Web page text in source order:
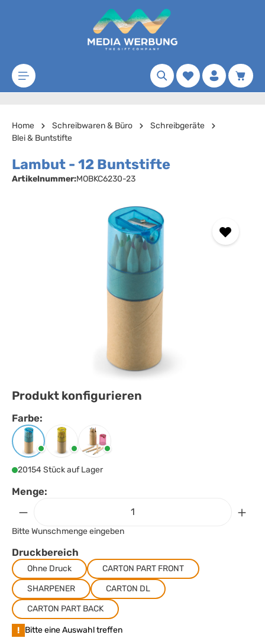
Zum Hauptinhalt springen
Merkzettel
Home Schreibwaren & Büro
Schreibgeräte
Blei & Buntstifte
Lambut - 12 Buntstifte
Artikelnummer:MOBKC6230-23
Produkt konfigurieren
Farbe:
Farbeauswählen
Transparent blauTransparent gelbTransparent rot
20154 Stück auf Lager
Menge:
Bitte Wunschmenge eingeben
Druckbereich
Ohne Druck
CARTON PART FRONT
SHARPENER
CARTON DL
CARTON PART BACK
! Bitte eine Auswahl treffen